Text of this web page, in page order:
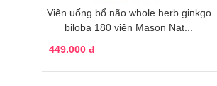
Viên uống bổ não whole herb ginkgo
biloba 180 viên Mason Nat...
449.000 đ